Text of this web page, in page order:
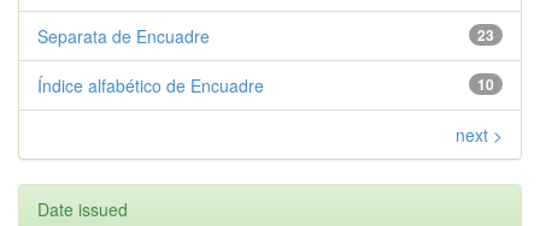
23
Separata de Encuadre
10
Índice alfabético de Encuadre
next >
Date issued